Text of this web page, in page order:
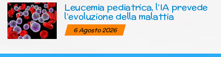
Leucemia pediatrica, l’IA prevede
l’evoluzione della malattia
6 Agosto 2026